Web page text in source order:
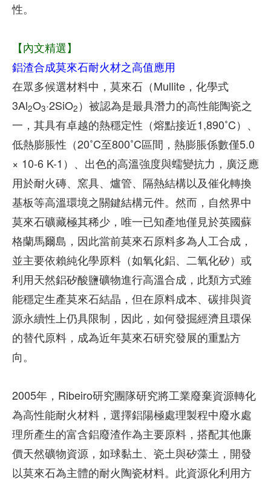
性。
【內文精選】
鋁渣合成莫來石耐火材之高值應用
在眾多候選材料中，莫來石（Mullite，化學式
3Al2O3·2SiO2 ）被認為是最具潛力的高性能陶瓷之
一，其具有卓越的熱穩定性（熔點接近1,890˚C）、
低熱膨脹性（20˚C至800˚C區間，熱膨脹係數僅5.0
× 10-6 K-1）、出色的高溫強度與蠕變抗力，廣泛應
用於耐火磚、窯具、爐管、隔熱結構以及催化轉換
基板等高溫環境之關鍵結構元件。然而，自然界中
莫來石礦藏極其稀少，唯一已知產地僅見於英國蘇
格蘭馬爾島，因此當前莫來石原料多為人工合成，
並主要依賴純化學原料（如氧化鋁、二氧化矽）或
利用天然鋁矽酸鹽礦物進行高溫合成，此類方式雖
能穩定生產莫來石結晶，但在原料成本、碳排與資
源永續性上仍具限制，因此，如何發掘經濟且環保
的替代原料，成為近年莫來石研究發展的重點方
向。
2005年，Ribeiro研究團隊研究將工業廢棄資源轉化
為高性能耐火材料，選擇鋁陽極處理製程中廢水處
理所產生的富含鋁廢渣作為主要原料，搭配其他廉
價天然礦物資源，如球黏土、瓷土與矽藻土，開發
以莫來石為主體的耐火陶瓷材料。此資源化利用方